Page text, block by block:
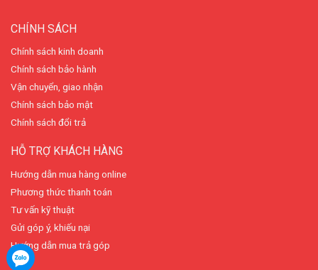
CHÍNH SÁCH
Chính sách kinh doanh
Chính sách bảo hành
Vận chuyển, giao nhận
Chính sách bảo mật
Chính sách đổi trả
HỖ TRỢ KHÁCH HÀNG
Hướng dẫn mua hàng online
Phương thức thanh toán
Tư vấn kỹ thuật
Gửi góp ý, khiếu nại
Hướng dẫn mua trả góp